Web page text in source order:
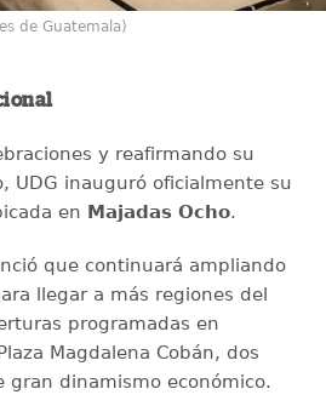
de Guatemala)
y reafirmando su
UDG inauguró oficialmente su
en Majadas Ocho.
que continuará ampliando
llegar a más regiones del
programadas en
Magdalena Cobán, dos
gran dinamismo económico.